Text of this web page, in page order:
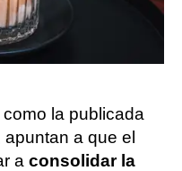
la publicada
apuntan a que el
a consolidar la